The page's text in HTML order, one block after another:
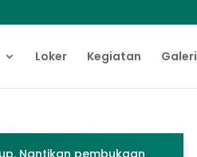
Loker Kegiatan Galeri
Nantikan pembukaan